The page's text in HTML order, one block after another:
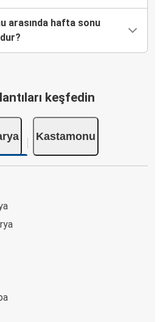
arasında hafta sonu
keşfedin
Kastamonu